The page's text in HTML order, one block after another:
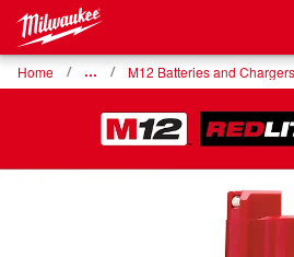
Home … M12 Batteries and Chargers